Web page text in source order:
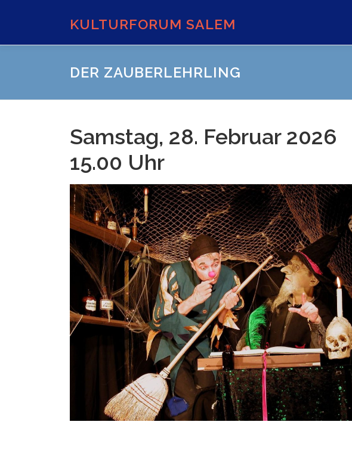
KULTURFORUM SALEM
DER ZAUBERLEHRLING
Samstag, 28. Februar 2026
15.00 Uhr